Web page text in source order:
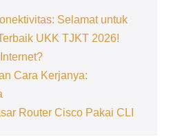
Selamat untuk
UKK TJKT 2026!
Cara Kerjanya:
Router Cisco Pakai CLI